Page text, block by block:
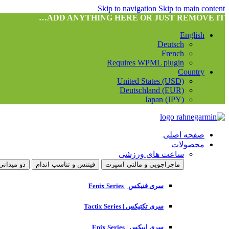
Skip to navigation Skip to main content
ADD ANYTHING HERE OR JUST REMOVE IT…
English
Deutsch
French
Requires WPML plugin
Country
United States (USD)
Deutschland (EUR)
Japan (JPY)
صفحه اصلی
محصولات
ساعت های ورزشی
ماجراجویی و مالتی اسپرت فیتنس و تناسب اندام دو
سری فنیکس | Fenix Series
سری تکتیکس | Tactix Series
سری اپیکس | Epix Series